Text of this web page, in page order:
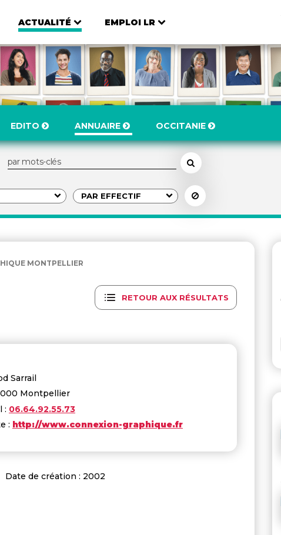
ACTUALITÉ EMPLOI LR
EDITO ANNUAIRE OCCITANIE
MONTPELLIER
RETOUR AUX RÉSULTATS
Sarrail
Montpellier
: 06.64.92.55.73
: http://www.connexion-graphique.fr
Date de création : 2002